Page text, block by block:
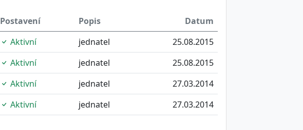
Postavení Popis
Datum
Aktivní jednatel
25.08.2015
Aktivní jednatel
25.08.2015
Aktivní jednatel
27.03.2014
Aktivní jednatel 27.03.2014